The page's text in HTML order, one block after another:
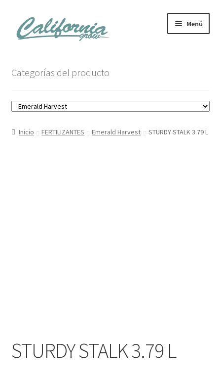
al
contenido
Menú
Carrito
Mi cuenta
Categorías del producto
Inicio FERTILIZANTES Emerald Harvest STURDY STALK 3.79 L
STURDY STALK 3.79 L